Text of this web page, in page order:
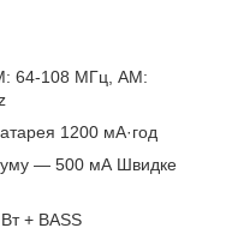
64-108 МГц, AM:
1200 мА·год
— 500 мА Швидке
Вт + BASS